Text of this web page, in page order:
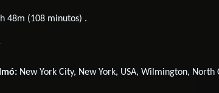
48m (108 minutos) .
New York City, New York, USA, Wilmington, North